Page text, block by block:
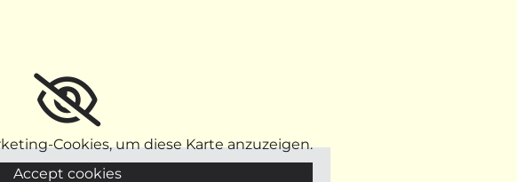
Cookies, um diese Karte anzuzeigen.
Accept cookies